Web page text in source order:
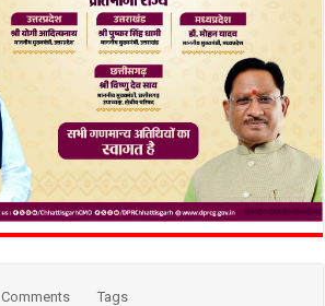
Comments Tags